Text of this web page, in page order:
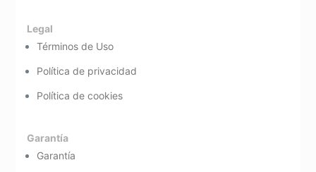
Legal
Términos de Uso
Política de privacidad
Política de cookies
Garantía
Garantía